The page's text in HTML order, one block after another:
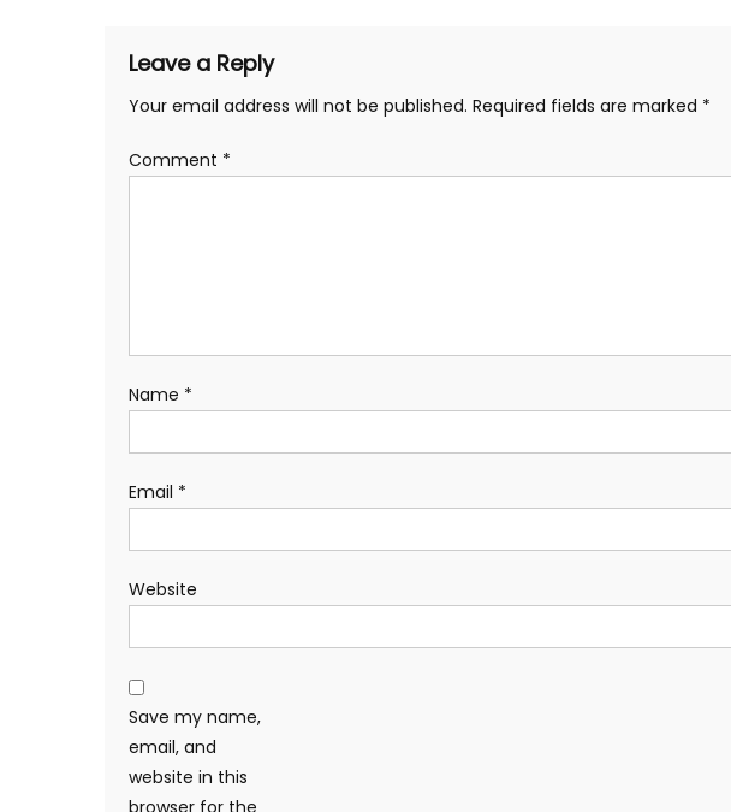
Leave a Reply
Your email address will not be published. Required fields are marked *
Comment *
Name *
Email *
Website
Save my name,
email, and
website in this
browser for the